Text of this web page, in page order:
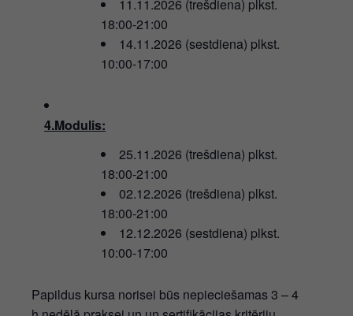
11.11.2026 (trešdiena) plkst.
18:00-21:00
14.11.2026 (sestdiena) plkst.
10:00-17:00
4.Modulis:
25.11.2026 (trešdiena) plkst.
18:00-21:00
02.12.2026 (trešdiena) plkst.
18:00-21:00
12.12.2026 (sestdiena) plkst.
10:00-17:00
Papildus kursa norisei būs nepieciešamas 3 – 4